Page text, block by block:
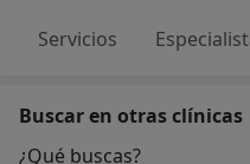
Servicios
Buscar en otras clínicas
¿Qué buscas?